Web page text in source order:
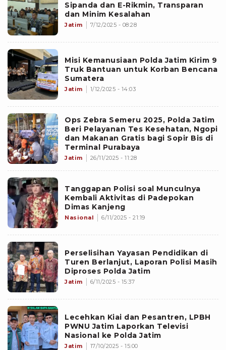
Sipanda dan E-Rikmin, Transparan
dan Minim Kesalahan
Jatim 7/12/2025 - 08:28
Misi Kemanusiaan Polda Jatim Kirim 9
Truk Bantuan untuk Korban Bencana
Sumatera
Jatim 1/12/2025 - 14:03
Ops Zebra Semeru 2025, Polda Jatim
Beri Pelayanan Tes Kesehatan, Ngopi
dan Makanan Gratis bagi Sopir Bis di
Terminal Purabaya
Jatim 26/11/2025 - 11:28
Tanggapan Polisi soal Munculnya
Kembali Aktivitas di Padepokan
Dimas Kanjeng
Nasional 6/11/2025 - 21:19
Perselisihan Yayasan Pendidikan di
Turen Berlanjut, Laporan Polisi Masih
Diproses Polda Jatim
Jatim 6/11/2025 - 15:37
Lecehkan Kiai dan Pesantren, LPBH
PWNU Jatim Laporkan Televisi
Nasional ke Polda Jatim
Jatim 17/10/2025 - 15:00